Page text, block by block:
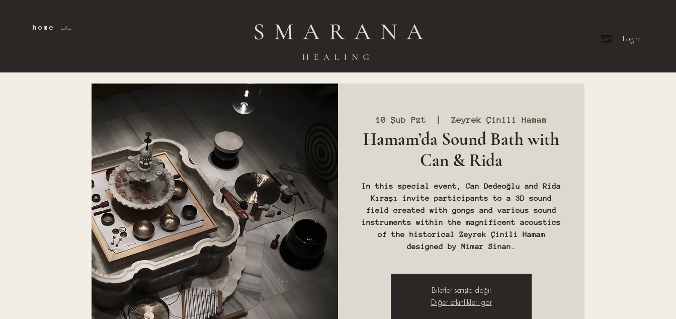
home 𓂜
Log in
10 Şub Pzt Zeyrek Çinili Hamam
Hamam’da Sound Bath with
Can & Rida
In this special event, Can Dedeoğlu and Rida
Kıraşı invite participants to a 3D sound
field created with gongs and various sound
instruments within the magnificent acoustics
of the historical Zeyrek Çinili Hamam
designed by Mimar Sinan.
Biletler satışta değil
Diğer etkinlikleri gör